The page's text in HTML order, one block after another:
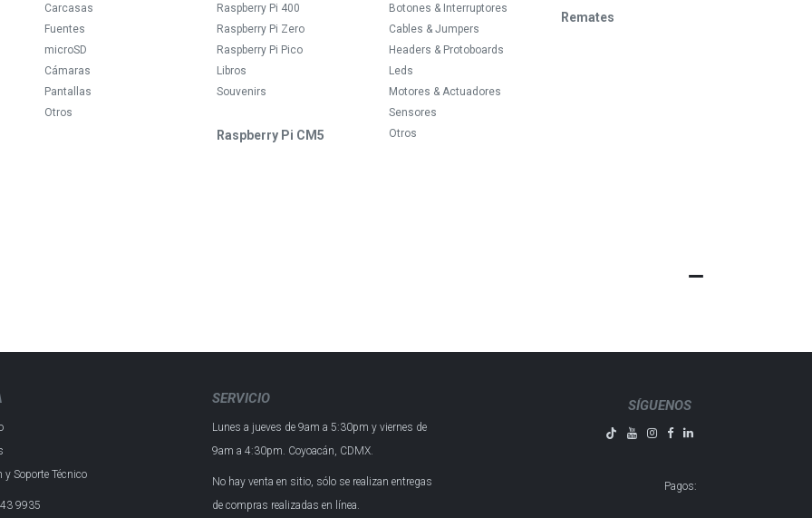
Carcasas
Fuentes
microSD
Cámaras
Pantallas
Otros
Raspberry Pi 400
Raspberry Pi Zero
Raspberry Pi Pico
Libros
Souvenirs
Raspberry Pi CM5
Botones & Interruptores
Cables & Jumpers
Headers & Protoboards
Leds
Motores & Actuadores
Sensores
Otros
Remates
y Soporte Técnico
993​5
SERVICIO
Lunes a jueves de 9am a 5:30pm y viernes de
9am a 4:30pm. Coyoacán, CDMX.
No hay venta en sitio, sólo se realizan entregas
de compras realizadas en línea.
SÍGUENOS
Pagos: